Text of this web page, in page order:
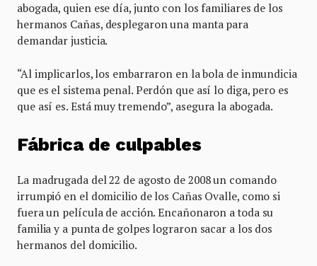
abogada, quien ese día, junto con los familiares de los
hermanos Cañas, desplegaron una manta para
demandar justicia.
“Al implicarlos, los embarraron en la bola de inmundicia
que es el sistema penal. Perdón que así lo diga, pero es
que así es. Está muy tremendo”, asegura la abogada.
Fábrica de culpables
La madrugada del 22 de agosto de 2008 un comando
irrumpió en el domicilio de los Cañas Ovalle, como si
fuera un película de acción. Encañonaron a toda su
familia y a punta de golpes lograron sacar a los dos
hermanos del domicilio.